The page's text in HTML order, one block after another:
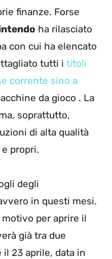
finanze. Forse
ha rilasciato
con cui ha elencato
tutti i titoli
corrente sino a
da gioco . La
soprattutto,
di alta qualità
propri.
degli
in questi mesi.
per aprire il
già tra due
23 aprile, data in